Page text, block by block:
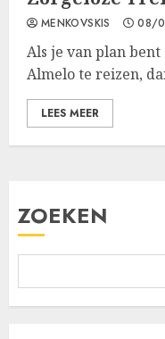
MENKOVSKIS 08/
Als je van plan
Almelo te reizen,
LEES MEER
ZOEKEN